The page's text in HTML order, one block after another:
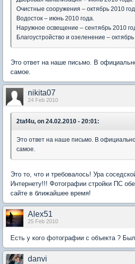
Очистные сооружения – октябрь 2010
Водосток – июнь 2010 года.
Наружное освещение – сентябрь 2010
Благоустройство и озеленение –
Это ответ на наше письмо. В
самое.
nikita07
24 Feb 2010
2taf4u, on 24.02.2010 - 20:01:
Это ответ на наше письмо. В
самое.
Это то, что и требовалось! Ура
Интернету!!! Фотографии стройки ПС
сайте в ближайшее время!
Alex51
25 Feb 2010
Есть у кого фотографии с объекта ?
danvi